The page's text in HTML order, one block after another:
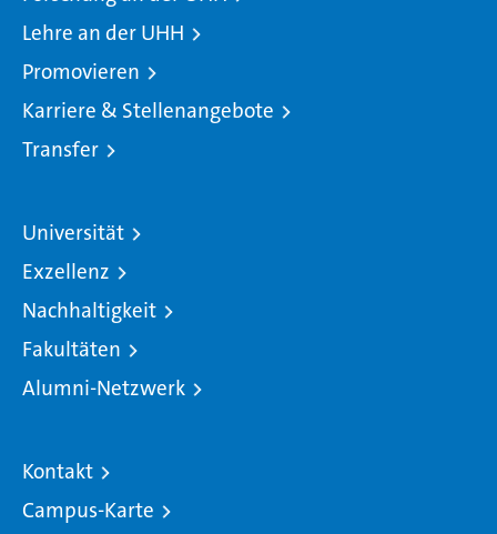
Lehre an der UHH
Promovieren
Karriere & Stellenangebote
Transfer
Universität
Exzellenz
Nachhaltigkeit
Fakultäten
Alumni-Netzwerk
Kontakt
Campus-Karte